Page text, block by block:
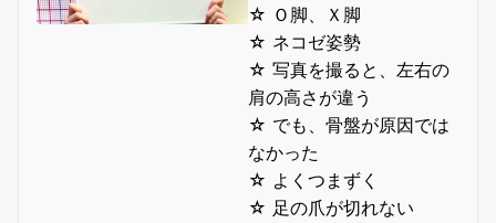
☆ Ｏ脚、Ｘ脚
☆ ネコゼ姿勢
☆ 写真を撮ると、左右の
肩の高さが違う
☆ でも、骨盤が原因では
なかった
☆ よくつまずく
☆ 足の爪が切れない